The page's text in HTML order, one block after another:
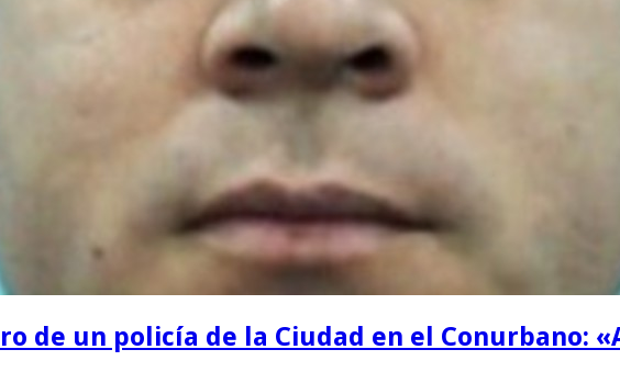
de un policía de la Ciudad en el Conurbano: